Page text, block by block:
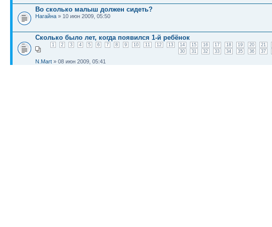
Во сколько малыш должен сидеть?
Нагайна » 10 июн 2009, 05:50
Сколько было лет, когда появился 1-й ребёнок
1 2 3 4 5 6 7 8 9 10 11 12 13 14 15 16 17 18 19 20 21
30
31 32 33 34 35 36 37
N.Mart » 08 июн 2009, 05:41